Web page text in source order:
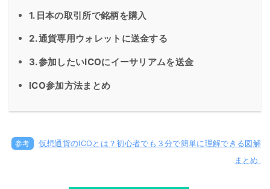
1.日本の取引所で銘柄を購入
2.通貨専用ウォレットに送金する
3.参加したいICOにイーサリアムを送金
ICO参加方法まとめ
参考
仮想通貨のICOとは？初心者でも３分で簡単に理解できる図解
まとめ